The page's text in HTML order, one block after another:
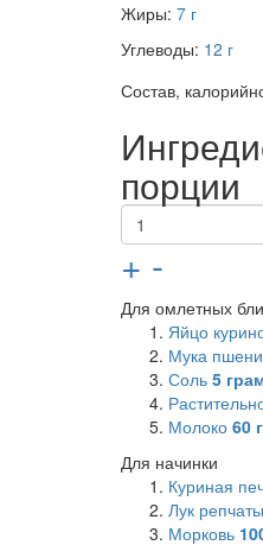
Жиры: 7 г
Углеводы: 12 г
Состав,
порции
+ -
Для омлетных
Яйцо
Мука
Соль 5
Молоко 60
Для начинки
Куриная
Лук
Морковь